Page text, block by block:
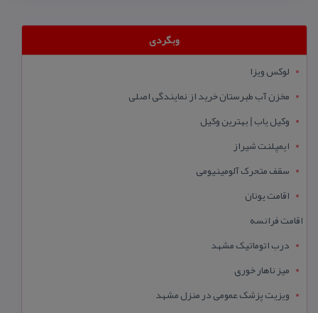
وبگردی
لوکس ویزا
مخزن آب طبرستان خرید از نمایندگی اصلی
وکیل یاب | بهترین وکیل
ایمپلنت شیراز
سقف متحرک آلومینیومی
اقامت یونان
اقامت فرانسه
درب اتوماتیک مشهد
میز ناهار خوری
ویزیت پزشک عمومی در منزل مشهد